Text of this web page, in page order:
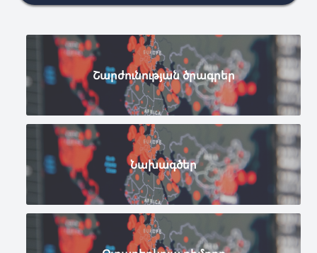
Շարժունության ծրագրեր
Նախագծեր